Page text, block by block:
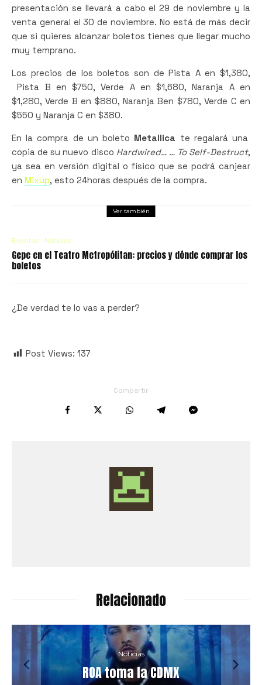
presentación se llevará a cabo el 29 de noviembre y la
venta general el 30 de noviembre. No está de más decir
que si quieres alcanzar boletos tienes que llegar mucho
muy temprano.
Los precios de los boletos son de Pista A en $1,380,
Pista B en $750, Verde A en $1,680, Naranja A en
$1,280, Verde B en $880, Naranja Ben $780, Verde C en
$550 y Naranja C en $380.
En la compra de un boleto Metallica te regalará una
copia de su nuevo disco Hardwired… … To Self-Destruct,
ya sea en versión digital o físico que se podrá canjear
en Mixup, esto 24horas después de la compra.
Ver también
Eventos Noticias
Gepe en el Teatro Metropólitan: precios y dónde comprar los
boletos
¿De verdad te lo vas a perder?
Post Views: 137
Compartir
Relacionado
Noticias
ROA toma la CDMX